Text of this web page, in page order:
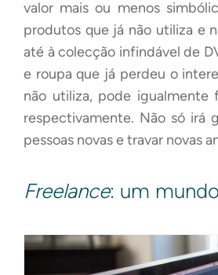
valor mais ou menos
produtos que já não utiliza e
até à colecção infindável de
e roupa que já perdeu o
não utiliza, pode
respectivamente. Não só irá
pessoas novas e travar novas
Freelance: um